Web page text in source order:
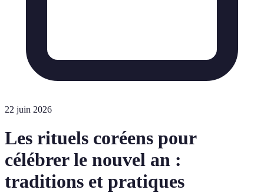
22 juin 2026
Les rituels coréens pour
célébrer le nouvel an :
traditions et pratiques